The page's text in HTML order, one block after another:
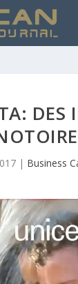
DES
| Business